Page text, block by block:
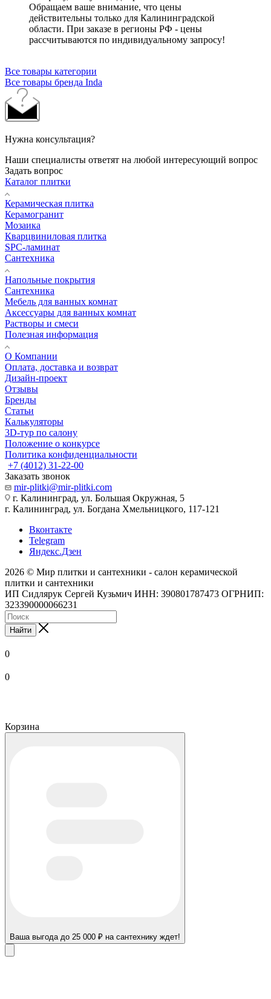
Обращаем ваше внимание, что цены
действительны только для Калининградской
области. При заказе в регионы РФ - цены
рассчитываются по индивидуальному запросу!
Все товары категории
Все товары бренда Inda
Нужна консультация?
Наши специалисты ответят на любой интересующий вопрос
Задать вопрос
Каталог плитки
Керамическая плитка
Керамогранит
Мозаика
Кварцвиниловая плитка
SPC-ламинат
Сантехника
Напольные покрытия
Сантехника
Мебель для ванных комнат
Аксессуары для ванных комнат
Растворы и смеси
Полезная информация
О Компании
Оплата, доставка и возврат
Дизайн-проект
Отзывы
Бренды
Статьи
Калькуляторы
3D-тур по салону
Положение о конкурсе
Политика конфиденциальности
+7 (4012) 31-22-00
Заказать звонок
mir-plitki@mir-plitki.com
г. Калининград, ул. Большая Окружная, 5
г. Калининград, ул. Богдана Хмельницкого, 117-121
Вконтакте
Telegram
Яндекс.Дзен
2026 © Мир плитки и сантехники - салон керамической
плитки и сантехники
ИП Сидлярук Сергей Кузьмич ИНН: 390801787473 ОГРНИП:
323390000066231
Найти
0
0
Корзина
Ваша выгода до 25 000 ₽ на сантехнику ждет!